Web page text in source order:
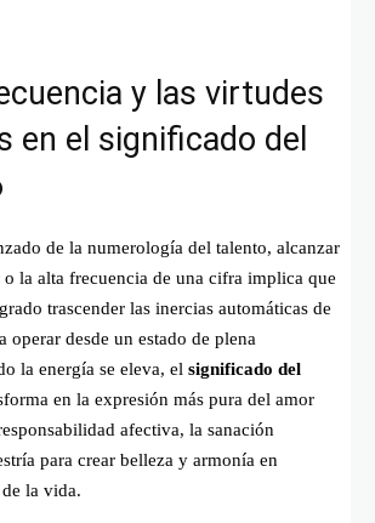
y las virtudes
en el significado del
de la numerología del talento, alcanzar
la alta frecuencia de una cifra implica que
trascender las inercias automáticas de
operar desde un estado de plena
la energía se eleva, el significado del
en la expresión más pura del amor
afectiva, la sanación
para crear belleza y armonía en
la vida.